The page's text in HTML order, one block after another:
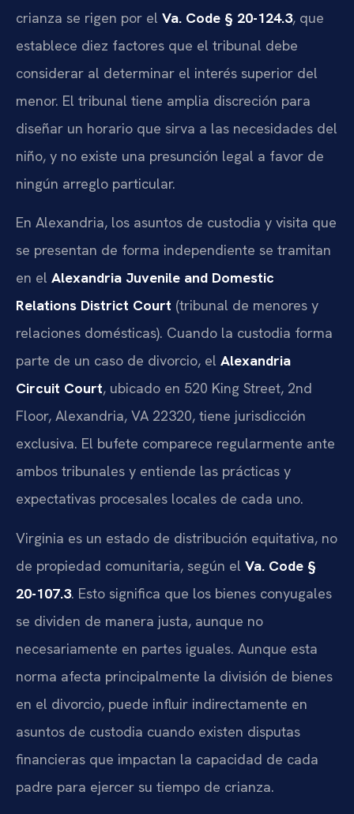
crianza se rigen por el Va. Code § 20-124.3, que
establece diez factores que el tribunal debe
considerar al determinar el interés superior del
menor. El tribunal tiene amplia discreción para
diseñar un horario que sirva a las necesidades del
niño, y no existe una presunción legal a favor de
ningún arreglo particular.
En Alexandria, los asuntos de custodia y visita que
se presentan de forma independiente se tramitan
en el Alexandria Juvenile and Domestic
Relations District Court (tribunal de menores y
relaciones domésticas). Cuando la custodia forma
parte de un caso de divorcio, el Alexandria
Circuit Court, ubicado en 520 King Street, 2nd
Floor, Alexandria, VA 22320, tiene jurisdicción
exclusiva. El bufete comparece regularmente ante
ambos tribunales y entiende las prácticas y
expectativas procesales locales de cada uno.
Virginia es un estado de distribución equitativa, no
de propiedad comunitaria, según el Va. Code §
20-107.3. Esto significa que los bienes conyugales
se dividen de manera justa, aunque no
necesariamente en partes iguales. Aunque esta
norma afecta principalmente la división de bienes
en el divorcio, puede influir indirectamente en
asuntos de custodia cuando existen disputas
financieras que impactan la capacidad de cada
padre para ejercer su tiempo de crianza.